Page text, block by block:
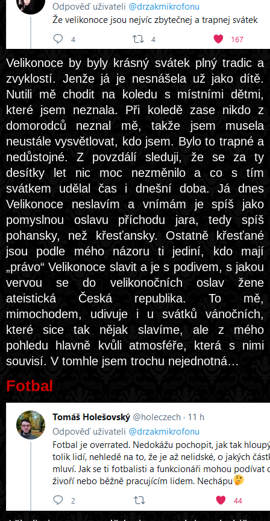
Velikonoce by byly krásný svátek plný tradic a
zvyklostí. Jenže já je nesnášela už jako dítě.
Nutili mě chodit na koledu s místními dětmi,
které jsem neznala. Při koledě zase nikdo z
domorodců neznal mě, takže jsem musela
neustále vysvětlovat, kdo jsem. Bylo to trapné a
nedůstojné. Z povzdálí sleduji, že se za ty
desítky let nic moc nezměnilo a co s tím
svátkem udělal čas i dnešní doba. Já dnes
Velikonoce neslavím a vnímám je spíš jako
pomyslnou oslavu příchodu jara, tedy spíš
pohansky, než křesťansky. Ostatně křesťané
jsou podle mého názoru ti jediní, kdo mají
„právo“ Velikonoce slavit a je s podivem, s jakou
vervou se do velikonočních oslav žene
ateistická Česká republika. To mě,
mimochodem, udivuje i u svátků vánočních,
které sice tak nějak slavíme, ale z mého
pohledu hlavně kvůli atmosféře, která s nimi
souvisí. V tomhle jsem trochu nejednotná…
Fotbal